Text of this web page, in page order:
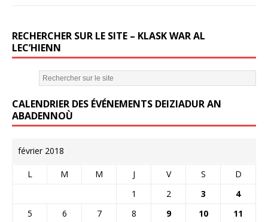
RECHERCHER SUR LE SITE – KLASK WAR AL
LEC’HIENN
CALENDRIER DES ÉVÉNEMENTS DEIZIADUR AN
ABADENNOÙ
février 2018
L M M J V S
D
1
2 3
4
5
6 7 8 9 10
11